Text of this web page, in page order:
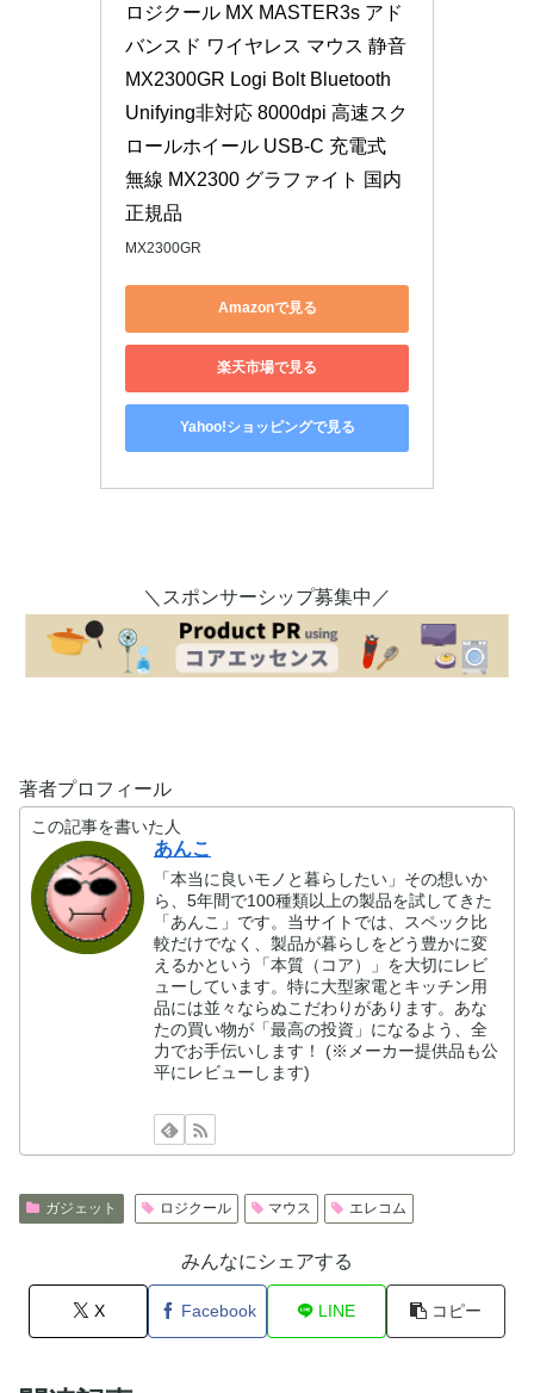
ロジクール MX MASTER3s アド
バンスド ワイヤレス マウス 静音
MX2300GR Logi Bolt Bluetooth
Unifying非対応 8000dpi 高速スク
ロールホイール USB-C 充電式
無線 MX2300 グラファイト 国内
正規品
MX2300GR
Amazonで見る
楽天市場で見る
Yahoo!ショッピングで見る
＼スポンサーシップ募集中／
著者プロフィール
この記事を書いた人
あんこ
「本当に良いモノと暮らしたい」その想いか
ら、5年間で100種類以上の製品を試してきた
「あんこ」です。当サイトでは、スペック比
較だけでなく、製品が暮らしをどう豊かに変
えるかという「本質（コア）」を大切にレビ
ューしています。特に大型家電とキッチン用
品には並々ならぬこだわりがあります。あな
たの買い物が「最高の投資」になるよう、全
力でお手伝いします！ (※メーカー提供品も公
平にレビューします)
ガジェット ロジクール マウス エレコム
みんなにシェアする
X Facebook LINE コピー